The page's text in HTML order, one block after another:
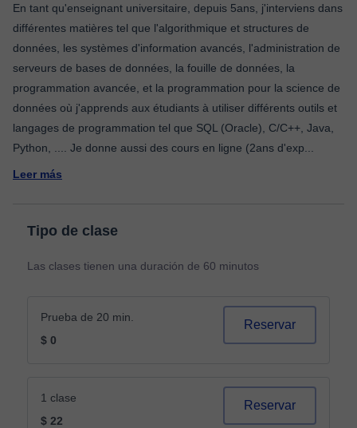
En tant qu'enseignant universitaire, depuis 5ans, j'interviens dans
différentes matières tel que l'algorithmique et structures de
données, les systèmes d'information avancés, l'administration de
serveurs de bases de données, la fouille de données, la
programmation avancée, et la programmation pour la science de
données où j'apprends aux étudiants à utiliser différents outils et
langages de programmation tel que SQL (Oracle), C/C++, Java,
Python, .... Je donne aussi des cours en ligne (2ans d'exp
Leer más
Tipo de clase
Las clases tienen una duración de 60 minutos
Prueba de 20 min.
$ 0
Reservar
1 clase
$ 22
Reservar